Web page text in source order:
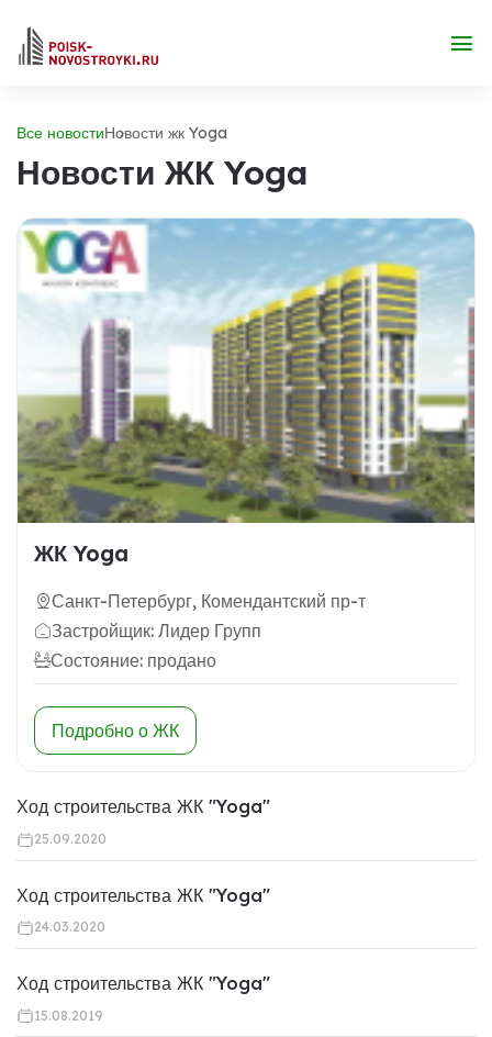
Все новостиНовости жк Yoga
Новости ЖК Yoga
ЖК Yoga
Санкт-Петербург, Комендантский пр-т
Застройщик: Лидер Групп
Состояние: продано
Подробно о ЖК
Ход строительства ЖК "Yoga"
25.09.2020
Ход строительства ЖК "Yoga"
24.03.2020
Ход строительства ЖК "Yoga"
15.08.2019